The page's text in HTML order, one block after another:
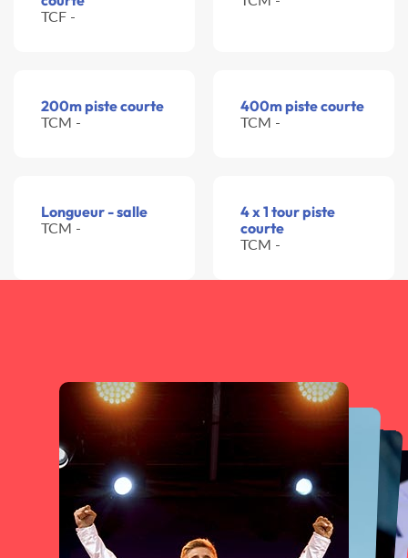
TCF -
200m piste courte
TCM -
400m piste courte
TCM -
Longueur - salle
TCM -
4 x 1 tour piste
courte
TCM -